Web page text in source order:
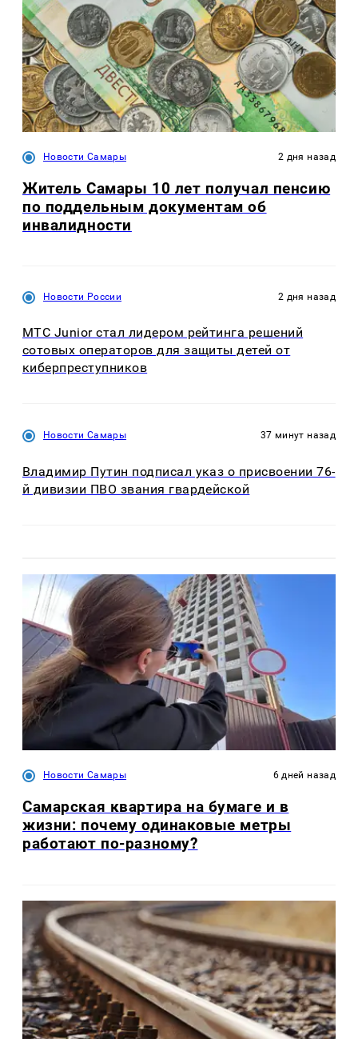
Новости Самары 2 дня назад
Житель Самары 10 лет получал пенсию
по поддельным документам об
инвалидности
Новости России 2 дня назад
МТС Junior стал лидером рейтинга решений
сотовых операторов для защиты детей от
киберпреступников
Новости Самары 37 минут назад
Владимир Путин подписал указ о присвоении 76-
й дивизии ПВО звания гвардейской
Новости Самары 6 дней назад
Самарская квартира на бумаге и в
жизни: почему одинаковые метры
работают по-разному?